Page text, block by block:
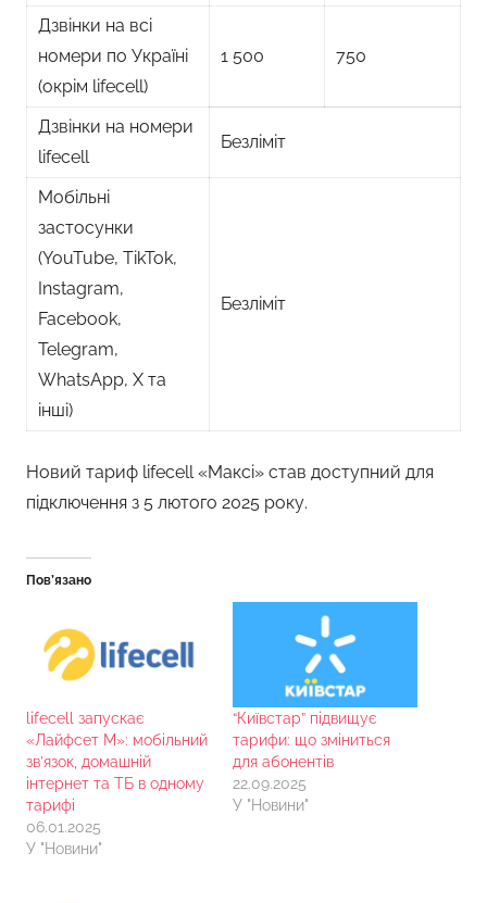
Дзвінки на всі
номери по Україні
(окрім lifecell)
1 500 750
Дзвінки на номери
lifecell
Безліміт
Мобільні
застосунки
(YouTube, TikTok,
Instagram,
Facebook,
Telegram,
WhatsApp, Х та
інші)
Безліміт
Новий тариф lifecell «Максі» став доступний для
підключення з 5 лютого 2025 року.
Пов’язано
lifecell запускає
«Лайфсет М»: мобільний
зв’язок, домашній
інтернет та ТБ в одному
тарифі
06.01.2025
У "Новини"
“Київстар” підвищує
тарифи: що зміниться
для абонентів
22.09.2025
У "Новини"